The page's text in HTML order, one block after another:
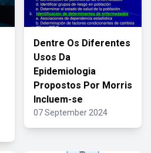
Dentre Os Diferentes
Usos Da
Epidemiologia
Propostos Por Morris
Incluem-se
07 September 2024